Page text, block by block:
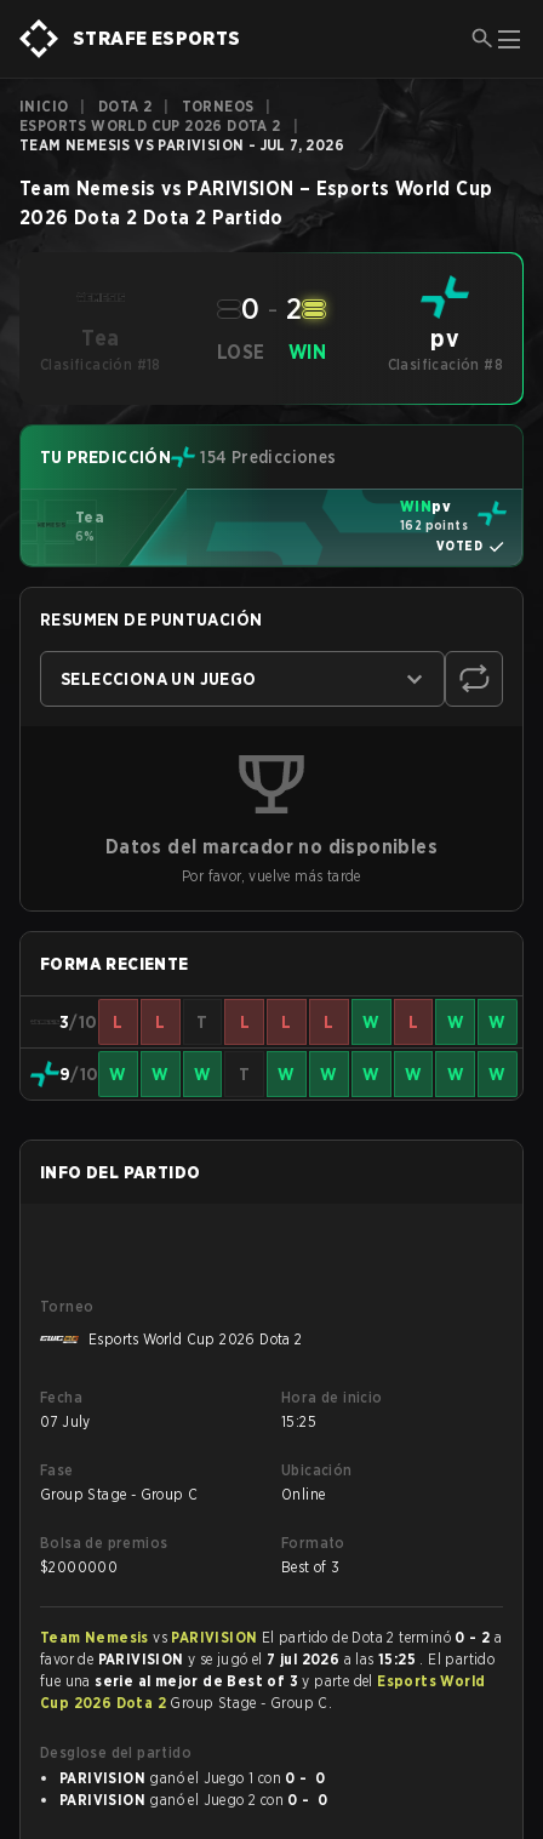
STRAFE ESPORTS
INICIO DOTA 2 TORNEOS
ESPORTS WORLD CUP 2026 DOTA 2
TEAM NEMESIS VS PARIVISION - JUL 7, 2026
Team Nemesis vs PARIVISION – Esports World Cup
2026 Dota 2 Dota 2 Partido
Tea
Clasificación #18
LOSE
0 - 2
WIN pv
Clasificación #8
TU PREDICCIÓN 154 Predicciones
Tea
6%
WINpv
162 points
VOTED
RESUMEN DE PUNTUACIÓN
SELECCIONA UN JUEGO
Datos del marcador no disponibles
Por favor, vuelve más tarde
FORMA RECIENTE
3/10 L L T L L L W L W W
9/10 W W W T W W W W W W
INFO DEL PARTIDO
Torneo
Esports World Cup 2026 Dota 2
Fecha
07 July
Hora de inicio
15:25
Fase
Group Stage - Group C
Ubicación
Online
Bolsa de premios
$2000000
Formato
Best of 3
Team Nemesisvs PARIVISION El partido de Dota 2 terminó 0 - 2 a
favor de PARIVISIONy se jugó el 7 jul 2026 a las15:25 . El partido
fue una serie al mejor de Best of 3y parte del Esports World
Cup 2026 Dota 2 Group Stage - Group C.
Desglose del partido
PARIVISION ganó el Juego 1 con 0 - 0
PARIVISION ganó el Juego 2 con 0 - 0